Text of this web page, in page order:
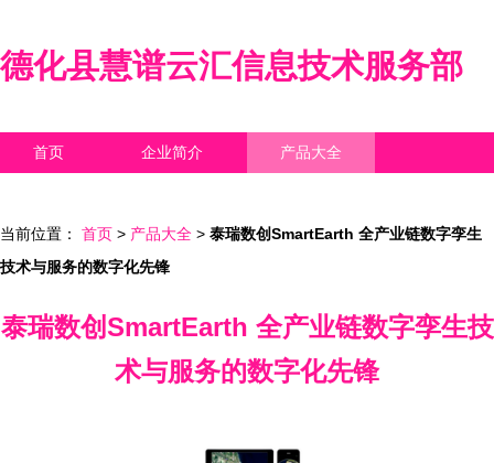
德化县慧谱云汇信息技术服务部
首页 企业简介 产品大全
当前位置： 首页 > 产品大全 > 泰瑞数创SmartEarth 全产业链数字孪生
技术与服务的数字化先锋
泰瑞数创SmartEarth 全产业链数字孪生技
术与服务的数字化先锋